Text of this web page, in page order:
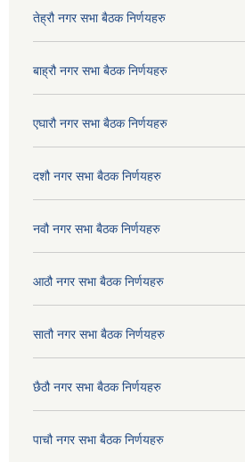
तेह्रौ नगर सभा बैठक निर्णयहरु
बाह्रौ नगर सभा बैठक निर्णयहरु
एघारौ नगर सभा बैठक निर्णयहरु
दशौ नगर सभा बैठक निर्णयहरु
नवौ नगर सभा बैठक निर्णयहरु
आठौ नगर सभा बैठक निर्णयहरु
सातौ नगर सभा बैठक निर्णयहरु
छैठौ नगर सभा बैठक निर्णयहरु
पाचौ नगर सभा बैठक निर्णयहरु